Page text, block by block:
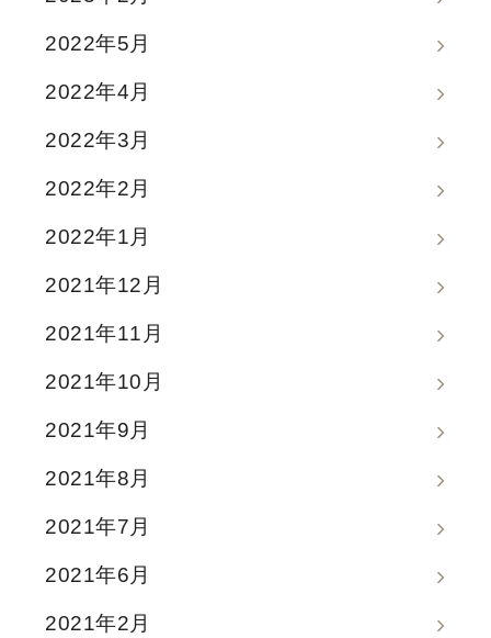
2022年5月
2022年4月
2022年3月
2022年2月
2022年1月
2021年12月
2021年11月
2021年10月
2021年9月
2021年8月
2021年7月
2021年6月
2021年2月